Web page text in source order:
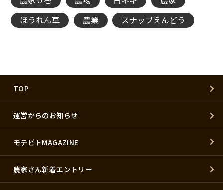
ほうれん草
農業 スナップえんどう
TOP
運営からのお知らせ
モテビトMAGAZINE
農家さん新着エントリー